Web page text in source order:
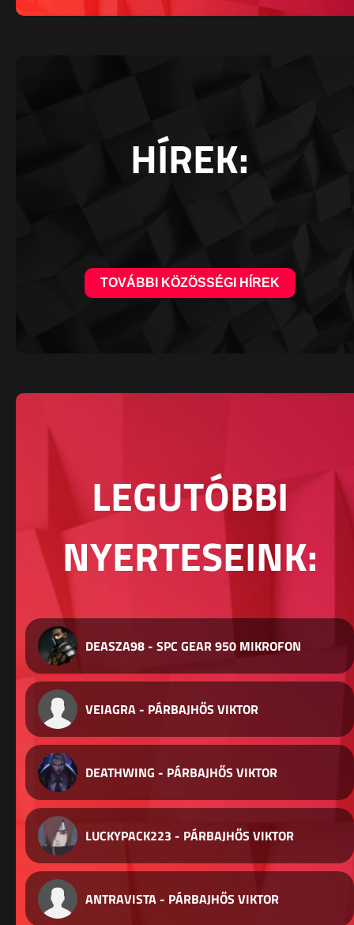
HÍREK:
TOVÁBBI KÖZÖSSÉGI HÍREK
LEGUTÓBBI
NYERTESEINK:
DEASZA98 - SPC GEAR 950 MIKROFON
VEIAGRA - PÁRBAJHŐS VIKTOR
DEATHWING - PÁRBAJHŐS VIKTOR
LUCKYPACK223 - PÁRBAJHŐS VIKTOR
ANTRAVISTA - PÁRBAJHŐS VIKTOR